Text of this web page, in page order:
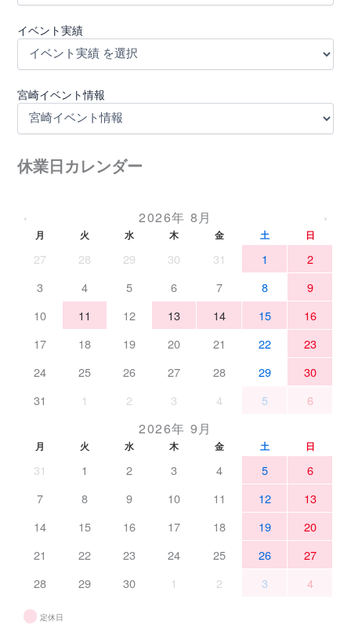
イベント実績
宮崎イベント情報
休業日カレンダー
‹ 2026年 8月 ›
月 火 水 木 金 土 日
27 28 29 30 31 1
2
3
4 5 6 7 8
9
10
11 12 13 14 15
16
17
18 19 20 21 22
23
24
25 26 27 28 29
30
31
1 2 3 4 5 6
2026年 9月
月 火 水 木 金 土 日
31 1 2 3 4 5
6
7
8 9 10 11 12
13
14
15 16 17 18 19
20
21
22 23 24 25 26
27
28
29 30 1 2 3 4
定休日